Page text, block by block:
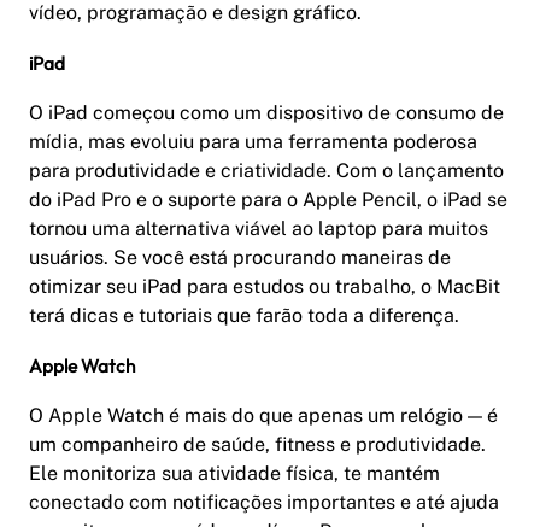
vídeo, programação e design gráfico.
iPad
O iPad começou como um dispositivo de consumo de
mídia, mas evoluiu para uma ferramenta poderosa
para produtividade e criatividade. Com o lançamento
do iPad Pro e o suporte para o Apple Pencil, o iPad se
tornou uma alternativa viável ao laptop para muitos
usuários. Se você está procurando maneiras de
otimizar seu iPad para estudos ou trabalho, o MacBit
terá dicas e tutoriais que farão toda a diferença.
Apple Watch
O Apple Watch é mais do que apenas um relógio — é
um companheiro de saúde, fitness e produtividade.
Ele monitoriza sua atividade física, te mantém
conectado com notificações importantes e até ajuda